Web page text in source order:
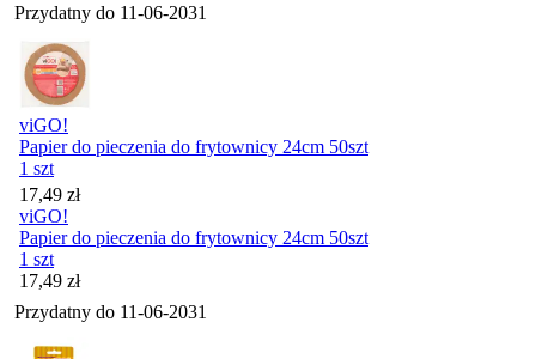
Przydatny do 11-06-2031
viGO!
Papier do pieczenia do frytownicy 24cm 50szt
1 szt
Cena
17,49 zł
viGO!
Papier do pieczenia do frytownicy 24cm 50szt
1 szt
Cena
17,49 zł
Przydatny do 11-06-2031